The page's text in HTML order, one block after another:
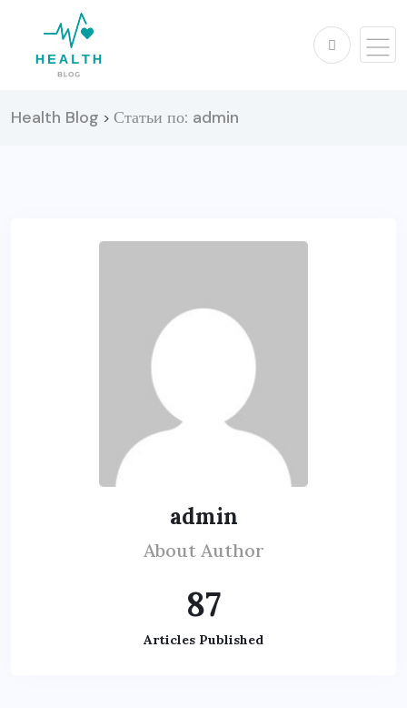
Health Blog > Статьи по: admin
admin
About Author
87
Articles Published